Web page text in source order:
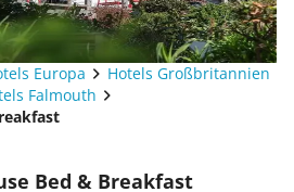
Europa
Hotels Großbritannien
Falmouth
Bed & Breakfast